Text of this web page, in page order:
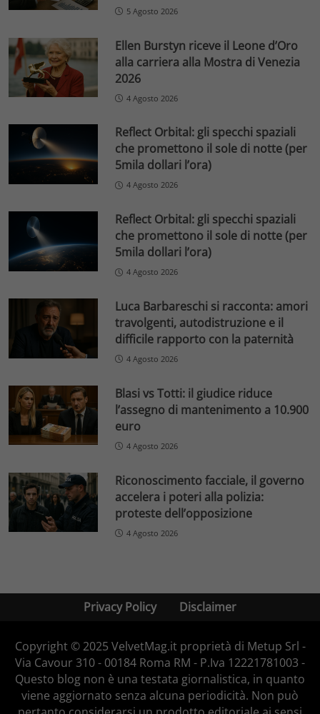
5 Agosto 2026
Ellen Burstyn riceve il Leone d’Oro
alla carriera alla Mostra di Venezia
2026
4 Agosto 2026
Reflect Orbital: gli specchi spaziali
che promettono il sole di notte (per
5mila dollari l’ora)
4 Agosto 2026
Reflect Orbital: gli specchi spaziali
che promettono il sole di notte (per
5mila dollari l’ora)
4 Agosto 2026
Luca Barbareschi si racconta: amori
travolgenti, autodistruzione e il
difficile rapporto con la paternità
4 Agosto 2026
Blasi vs Totti: il giudice riduce
l’assegno di mantenimento a 10.900
euro
4 Agosto 2026
Riconoscimento facciale, il governo
accelera i poteri alla polizia:
proteste dell’opposizione
4 Agosto 2026
Privacy Policy Disclaimer
Copyright © 2025 VelvetMag.it proprietà di Metup Srl -
Via Cavour 310 - 00184 Roma RM - P.Iva 12221781003 -
Questo blog non è una testata giornalistica, in quanto
viene aggiornato senza alcuna periodicità. Non può